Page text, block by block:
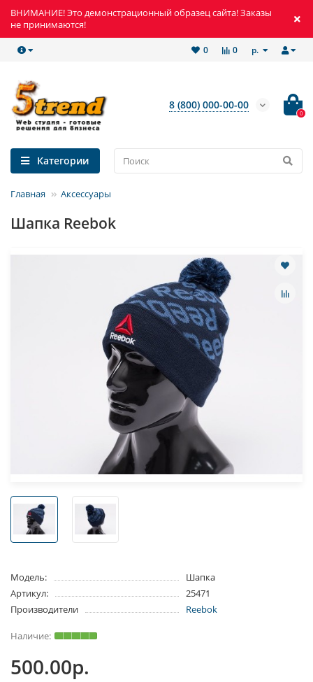
ВНИМАНИЕ! Это демонстрационный образец сайта! Заказы
не принимаются!
р.
0
0
8 (800) 000-00-00
0
Категории
Главная Аксессуары
Шапка Reebok
Модель:
Шапка
Артикул:
25471
Производители
Reebok
500.00р.